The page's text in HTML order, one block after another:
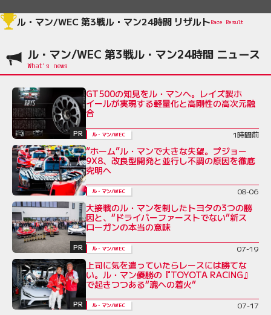
ル・マン/WEC 第3戦ル・マン24時間 リザルトRace Result
ル・マン/WEC 第3戦ル・マン24時間 ニュース
PR
GT500の知見をル・マンへ。レイズ製ホ
イールが実現する軽量化と高剛性の高次元融
合
ル・マン/WEC 1時間前
“ホーム”ル・マンで大きな失望。プジョー
9X8、改良型開発と並行し不調の原因を徹底
究明へ
ル・マン/WEC 08-06
PR
大接戦のル・マンを制したトヨタの3つの勝
因と、“ドライバーファーストでない”新ス
ローガンの本当の意味
ル・マン/WEC 07-19
PR
上司に気を遣っていたらレースには勝てな
い。ル・マン優勝の『TOYOTA RACING』
で起きつつある“魂への着火”
ル・マン/WEC 07-17